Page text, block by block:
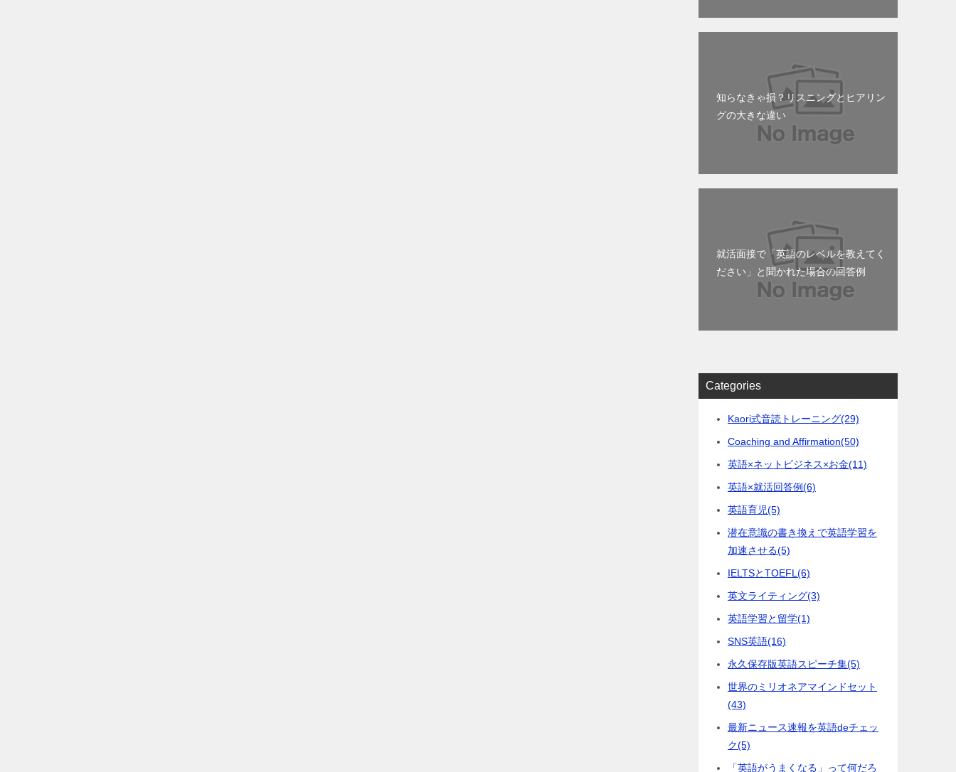
知らなきゃ損？リスニングとヒアリン
グの大きな違い
就活面接で「英語のレベルを教えてく
ださい」と聞かれた場合の回答例
Categories
Kaori式音読トレーニング(29)
Coaching and Affirmation(50)
英語×ネットビジネス×お金(11)
英語×就活回答例(6)
英語育児(5)
潜在意識の書き換えで英語学習を
加速させる(5)
IELTSとTOEFL (6)
英文ライティング(3)
英語学習と留学(1)
SNS英語(16)
永久保存版英語スピーチ集(5)
世界のミリオネアマインドセット
(43)
最新ニュース速報を英語deチェッ
ク(5)
「英語がうまくなる」って何だろ